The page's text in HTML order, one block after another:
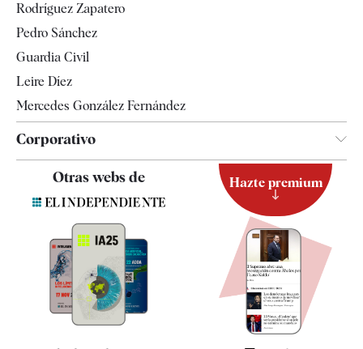
Televisión
Rodríguez Zapatero
Pedro Sánchez
Guardia Civil
Leire Díez
Mercedes González Fernández
Corporativo
Contacto
Quiénes somos
Especificaciones
Otras webs de Hazte premium